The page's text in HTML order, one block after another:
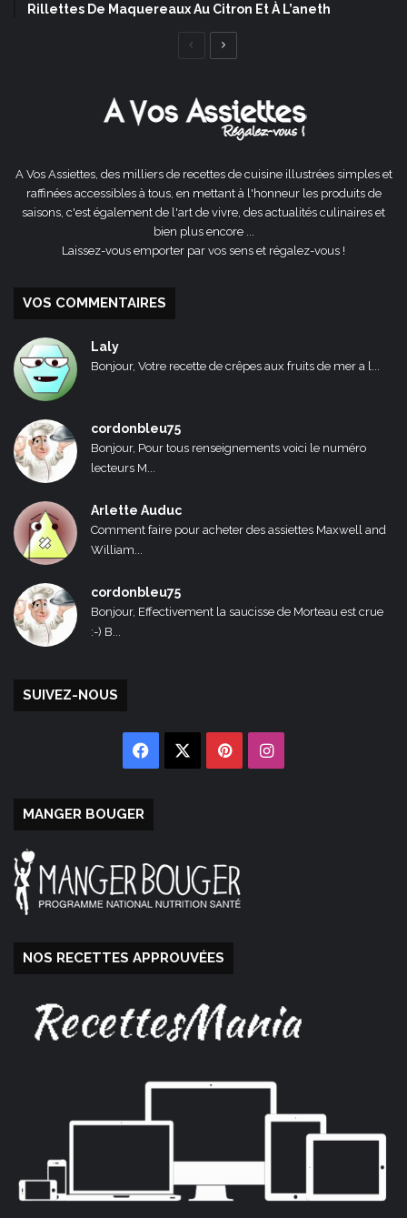
Rillettes De Maquereaux Au Citron Et À L’aneth
Page
A Vos Assiettes, des milliers de recettes de cuisine illustrées simples et
raffinées accessibles à tous, en mettant à l'honneur les produits de
saisons, c'est également de l'art de vivre, des actualités culinaires et
bien plus encore ...
Laissez-vous emporter par vos sens et régalez-vous !
VOS COMMENTAIRES
Laly
Bonjour, Votre recette de crêpes aux fruits de mer a l...
cordonbleu75
Bonjour, Pour tous renseignements voici le numéro
lecteurs M...
Arlette Auduc
Comment faire pour acheter des assiettes Maxwell and
William...
cordonbleu75
Bonjour, Effectivement la saucisse de Morteau est crue
:-) B...
SUIVEZ-NOUS
Facebook PinterestInstagram
MANGER BOUGER
NOS RECETTES APPROUVÉES